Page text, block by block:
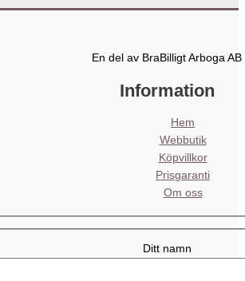
En del av BraBilligt Arboga AB
Information
Hem
Webbutik
Köpvillkor
Prisgaranti
Om oss
Ditt namn